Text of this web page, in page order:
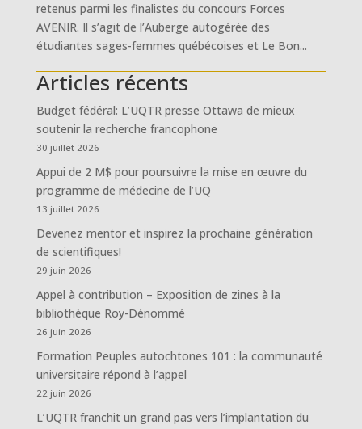
retenus parmi les finalistes du concours Forces
AVENIR. Il s’agit de l’Auberge autogérée des
étudiantes sages-femmes québécoises et Le Bon...
Articles récents
Budget fédéral: L’UQTR presse Ottawa de mieux
soutenir la recherche francophone
30 juillet 2026
Appui de 2 M$ pour poursuivre la mise en œuvre du
programme de médecine de l’UQ
13 juillet 2026
Devenez mentor et inspirez la prochaine génération
de scientifiques!
29 juin 2026
Appel à contribution – Exposition de zines à la
bibliothèque Roy-Dénommé
26 juin 2026
Formation Peuples autochtones 101 : la communauté
universitaire répond à l’appel
22 juin 2026
L’UQTR franchit un grand pas vers l’implantation du